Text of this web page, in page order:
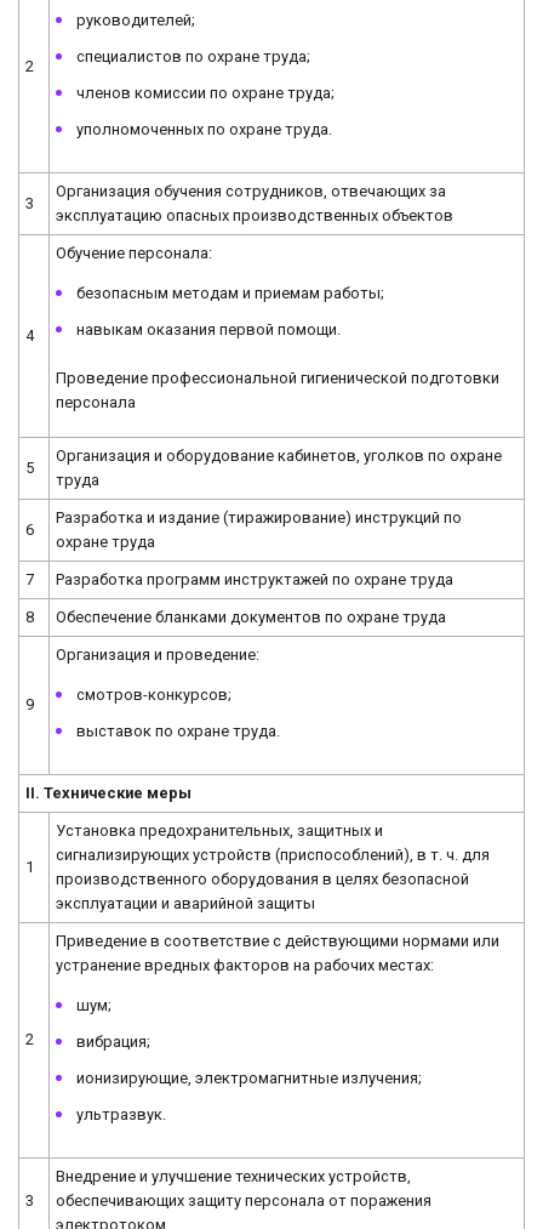
2
руководителей;
специалистов по охране труда;
членов комиссии по охране труда;
уполномоченных по охране труда.
3
Организация обучения сотрудников, отвечающих за
эксплуатацию опасных производственных объектов
4
Обучение персонала:
безопасным методам и приемам работы;
навыкам оказания первой помощи.
Проведение профессиональной гигиенической подготовки
персонала
5
Организация и оборудование кабинетов, уголков по охране
труда
6
Разработка и издание (тиражирование) инструкций по
охране труда
7 Разработка программ инструктажей по охране труда
8 Обеспечение бланками документов по охране труда
9
Организация и проведение:
смотров-конкурсов;
выставок по охране труда.
II. Технические меры
1
Установка предохранительных, защитных и
сигнализирующих устройств (приспособлений), в т. ч. для
производственного оборудования в целях безопасной
эксплуатации и аварийной защиты
2
Приведение в соответствие с действующими нормами или
устранение вредных факторов на рабочих местах:
шум;
вибрация;
ионизирующие, электромагнитные излучения;
ультразвук.
3
Внедрение и улучшение технических устройств,
обеспечивающих защиту персонала от поражения
электротоком